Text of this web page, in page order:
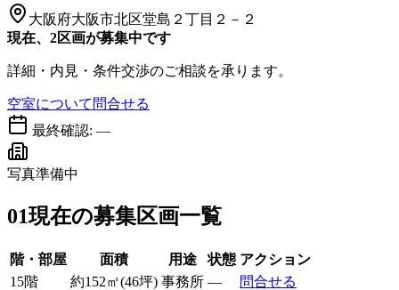
大阪府大阪市北区堂島２丁目２－２
現在、2区画が募集中です
詳細・内見・条件交渉のご相談を承ります。
空室について問合せる
最終確認: —
写真準備中
01現在の募集区画一覧
階・部屋 面積 用途 状態 アクション
15階
約152㎡(46坪) 事務所 —
問合せる